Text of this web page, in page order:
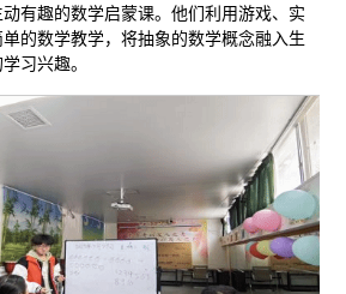
有趣的数学启蒙课。他们利用游戏、实
的数学教学，将抽象的数学概念融入生
习兴趣。